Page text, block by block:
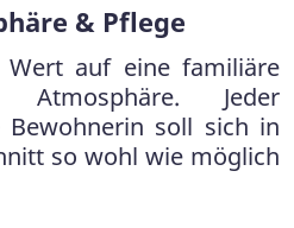
& Pflege
auf eine familiäre
Atmosphäre. Jeder
Bewohnerin soll sich in
so wohl wie möglich